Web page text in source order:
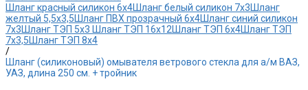
Шланг красный силикон 6х4Шланг белый силикон 7х3Шланг
желтый 5,5х3,5Шланг ПВХ прозрачный 6х4Шланг синий силикон
7х3Шланг ТЭП 5х3 Шланг ТЭП 16х12Шланг ТЭП 6х4Шланг ТЭП
7х3,5Шланг ТЭП 8х4
/
Шланг (силиконовый) омывателя ветрового стекла для а/м ВАЗ,
УАЗ, длина 250 см. + тройник